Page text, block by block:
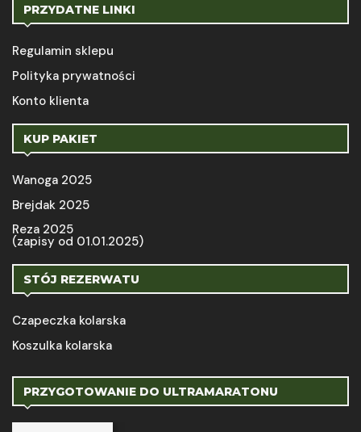
PRZYDATNE LINKI
Regulamin sklepu
Polityka prywatności
Konto klienta
KUP PAKIET
Wanoga 2025
Brejdak 2025
Reza 2025
(zapisy od 01.01.2025)
STÓJ REZERWATU
Czapeczka kolarska
Koszulka kolarska
PRZYGOTOWANIE DO ULTRAMARATONU